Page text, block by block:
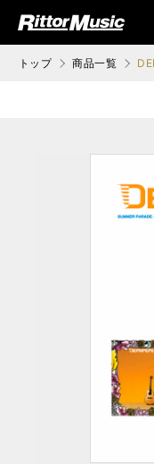
ジック (Rittor Musi
トップ 商品一覧